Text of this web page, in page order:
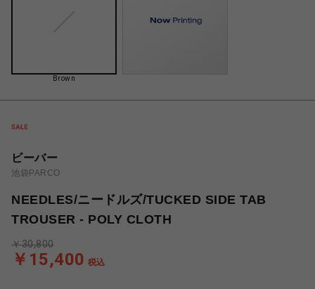
Brown
ビーバー
池袋PARCO
NEEDLES/ニードルズ/TUCKED SIDE TAB
TROUSER - POLY CLOTH
￥15,400 税込
￥30,800